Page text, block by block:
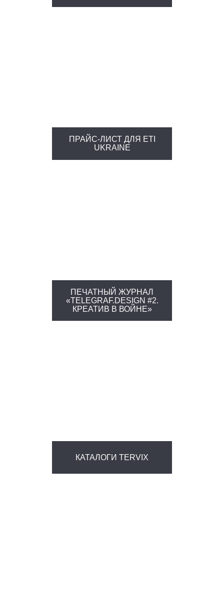
ПРАЙС-ЛИСТ ДЛЯ ETI
UKRAINE
ПЕЧАТНЫЙ ЖУРНАЛ
«TELEGRAF.DESIGN #2.
КРЕАТИВ В ВОЙНЕ»
КАТАЛОГИ TERVIX